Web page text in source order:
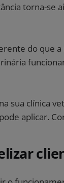
torna-se
do que
na sua clínica
aplicar.